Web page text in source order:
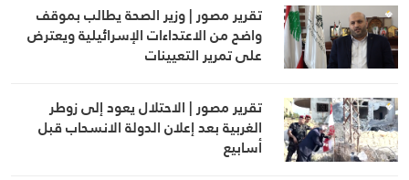
تقرير مصور | وزير الصحة يطالب بموقف
واضح من الاعتداءات الإسرائيلية ويعترض
على تمرير التعيينات
تقرير مصور | الاحتلال يعود إلى زوطر
الغربية بعد إعلان الدولة الانسحاب قبل
أسابيع